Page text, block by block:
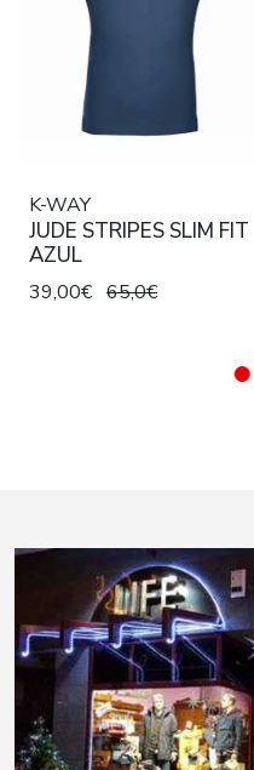
K-WAY
JUDE STRIPES SLIM FIT
AZUL
39,00€ 65,0€